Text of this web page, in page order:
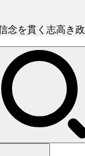
を貫く志高き